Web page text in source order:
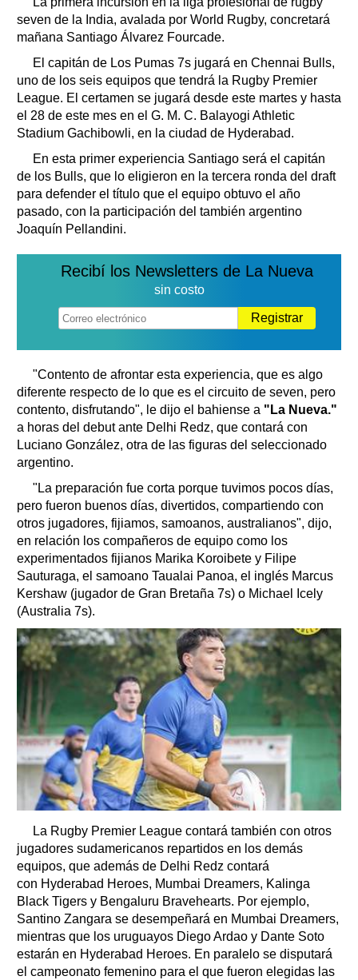
seven de la India, avalada por World Rugby, concretará
mañana Santiago Álvarez Fourcade.
El capitán de Los Pumas 7s jugará en Chennai Bulls,
uno de los seis equipos que tendrá la Rugby Premier
League. El certamen se jugará desde este martes y hasta
el 28 de este mes en el G. M. C. Balayogi Athletic
Stadium Gachibowli, en la ciudad de Hyderabad.
En esta primer experiencia Santiago será el capitán
de los Bulls, que lo eligieron en la tercera ronda del draft
para defender el título que el equipo obtuvo el año
pasado, con la participación del también argentino
Joaquín Pellandini.
Recibí los Newsletters de La Nueva
sin costo
Registrar
"Contento de afrontar esta experiencia, que es algo
diferente respecto de lo que es el circuito de seven, pero
contento, disfrutando", le dijo el bahiense a "La Nueva."
a horas del debut ante Delhi Redz, que contará con
Luciano González, otra de las figuras del seleccionado
argentino.
"La preparación fue corta porque tuvimos pocos días,
pero fueron buenos días, divertidos, compartiendo con
otros jugadores, fijiamos, samoanos, australianos", dijo,
en relación los compañeros de equipo como los
experimentados fijianos Marika Koroibete y Filipe
Sauturaga, el samoano Taualai Panoa, el inglés Marcus
Kershaw (jugador de Gran Bretaña 7s) o Michael Icely
(Australia 7s).
La Rugby Premier League contará también con otros
jugadores sudamericanos repartidos en los demás
equipos, que además de Delhi Redz contará
con Hyderabad Heroes, Mumbai Dreamers, Kalinga
Black Tigers y Bengaluru Bravehearts. Por ejemplo,
Santino Zangara se desempeñará en Mumbai Dreamers,
mientras que los uruguayos Diego Ardao y Dante Soto
estarán en Hyderabad Heroes. En paralelo se disputará
el campeonato femenino para el que fueron elegidas las